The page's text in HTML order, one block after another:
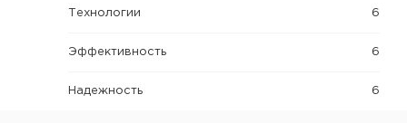
Технологии 6
Эффективность 6
Надежность 6